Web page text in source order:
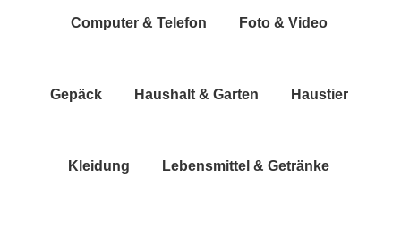
Com­pu­ter & Telefon Foto & Video
Gepäck Haus­halt & Garten Haus­tier
Klei­dung Lebens­mit­tel & Getränke